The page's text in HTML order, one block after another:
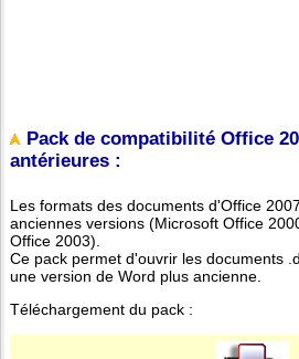
Pack de compatibilité Office
antérieures :
Les formats des documents d'Office
anciennes versions (Microsoft Office
Office 2003).
Ce pack permet d'ouvrir les documents
une version de Word plus ancienne.
Téléchargement du pack :